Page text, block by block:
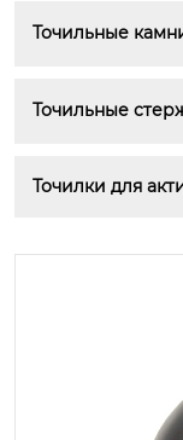
Точильные
Точильные
Точилки для